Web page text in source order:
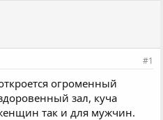
#1
огроменный
зал, куча
так и для мужчин.